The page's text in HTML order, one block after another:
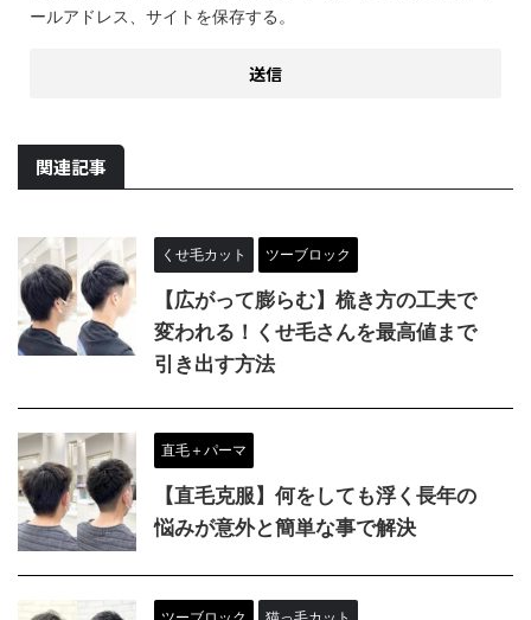
ールアドレス、サイトを保存する。
関連記事
くせ毛カット ツーブロック
【広がって膨らむ】梳き方の工夫で
変われる！くせ毛さんを最高値まで
引き出す方法
直毛＋パーマ
【直毛克服】何をしても浮く長年の
悩みが意外と簡単な事で解決